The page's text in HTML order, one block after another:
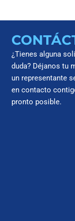
¿Tienes alguna
duda? Déjanos tu
un representante
en contacto
pronto posible.